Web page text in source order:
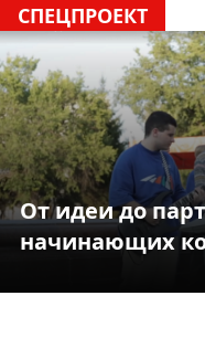
СПЕЦПРОЕКТ
От идеи до
начинающих